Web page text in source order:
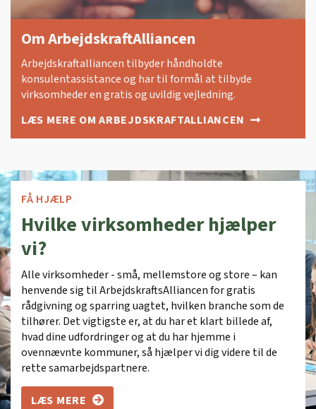
Om ArbejdskraftAlliancen
Arbejdskraftalliancen tilbyder håndholdte
konsulentassistance og har til formål at tilbyde
virksomheder en gratis og uvildig vejledning.
LÆS MERE OM ARBEJDSKRAFTALLIANCEN
FÅ HJÆLP
Hvilke virksomheder hjælper
vi?
Alle virksomheder - små, mellemstore og store – kan
henvende sig til ArbejdskraftsAlliancen for gratis
rådgivning og sparring uagtet, hvilken branche som de
tilhører. Det vigtigste er, at du har et klart billede af,
hvad dine udfordringer og at du har hjemme i
ovennævnte kommuner, så hjælper vi dig videre til de
rette samarbejdspartnere.
LÆS MERE